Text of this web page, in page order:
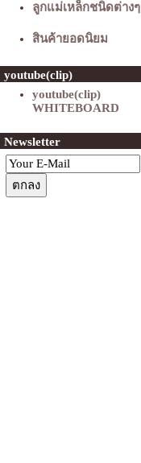
ลูกแม่เหล็กชนิดต่างๆ
สินค้ายอดนิยม
youtube(clip)
youtube(clip)
WHITEBOARD
Newsletter